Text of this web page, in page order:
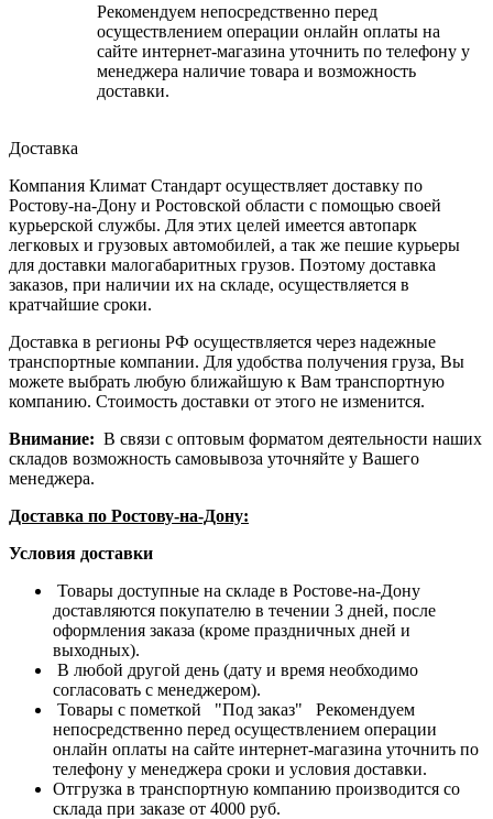
Рекомендуем непосредственно перед
осуществлением операции онлайн оплаты на
сайте интернет-магазина уточнить по телефону у
менеджера наличие товара и возможность
доставки.
Доставка
Компания Климат Стандарт осуществляет доставку по
Ростову-на-Дону и Ростовской области с помощью своей
курьерской службы. Для этих целей имеется автопарк
легковых и грузовых автомобилей, а так же пешие курьеры
для доставки малогабаритных грузов. Поэтому доставка
заказов, при наличии их на складе, осуществляется в
кратчайшие сроки.
Доставка в регионы РФ осуществляется через надежные
транспортные компании. Для удобства получения груза, Вы
можете выбрать любую ближайшую к Вам транспортную
компанию. Стоимость доставки от этого не изменится.
Внимание: В связи с оптовым форматом деятельности наших
складов возможность самовывоза уточняйте у Вашего
менеджера.
Доставка по Ростову-на-Дону:
Условия доставки
Товары доступные на складе в Ростове-на-Дону
доставляются покупателю в течении 3 дней, после
оформления заказа (кроме праздничных дней и
выходных).
В любой другой день (дату и время необходимо
согласовать с менеджером).
Товары с пометкой "Под заказ" Рекомендуем
непосредственно перед осуществлением операции
онлайн оплаты на сайте интернет-магазина уточнить по
телефону у менеджера сроки и условия доставки.
Отгрузка в транспортную компанию производится со
склада при заказе от 4000 руб.